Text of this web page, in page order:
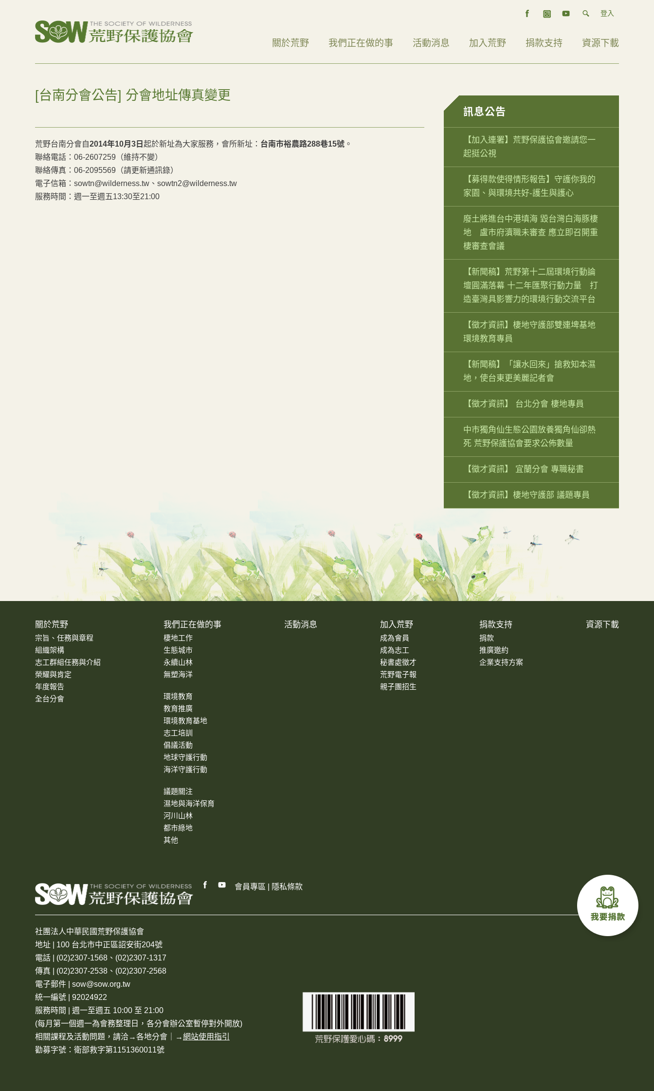
登入
關於荒野 我們正在做的事 活動消息 加入荒野 捐款支持 資源下載
[台南分會公告] 分會地址傳真變更
荒野台南分會自2014年10月3日 起於新址為大家服務，會所新址： 台南市裕農路288巷15號 。
聯絡電話：06-2607259（維持不變）
聯絡傳真：06-2095569（請更新通訊錄）
電子信箱：sowtn@wilderness.tw、sowtn2@wilderness.tw
服務時間：週一至週五13:30至21:00
訊息公告
【加入連署】荒野保護協會邀請您一
起挺公視
【募得款使得情形報告】守護你我的
家園、與環境共好-護生與護心
廢土將進台中港填海 毀台灣白海豚棲
地 盧市府瀆職未審查 應立即召開重
棲審查會議
【新聞稿】荒野第十二屆環境行動論
壇圓滿落幕 十二年匯聚行動力量 打
造臺灣具影響力的環境行動交流平台
【徵才資訊】棲地守護部雙連埤基地
環境教育專員
【新聞稿】「讓水回來」搶救知本濕
地，使台東更美麗記者會
【徵才資訊】 台北分會 棲地專員
中市獨角仙生態公園放養獨角仙卻熱
死 荒野保護協會要求公佈數量
【徵才資訊】 宜蘭分會 專職秘書
【徵才資訊】棲地守護部 議題專員
關於荒野
宗旨、任務與章程
組織架構
志工群組任務與介紹
榮耀與肯定
年度報告
全台分會
我們正在做的事
棲地工作
生態城市
永續山林
無塑海洋
環境教育
教育推廣
環境教育基地
志工培訓
倡議活動
地球守護行動
海洋守護行動
議題關注
濕地與海洋保育
河川山林
都市綠地
其他
活動消息 加入荒野
成為會員
成為志工
秘書處徵才
荒野電子報
親子團招生
捐款支持
捐款
推廣邀約
企業支持方案
資源下載
會員專區 隱私條款
社團法人中華民國荒野保護協會
地址 | 100 台北市中正區詔安街204號
電話 | (02)2307-1568、(02)2307-1317
傳真 | (02)2307-2538、(02)2307-2568
電子郵件 | sow@sow.org.tw
統一編號 | 92024922
服務時間 | 週一至週五 10:00 至 21:00
(每月第一個週一為會務整理日，各分會辦公室暫停對外開放)
相關課程及活動問題，請洽→各地分會 ｜→網站使用指引
勸募字號：衛部救字第1151360011號